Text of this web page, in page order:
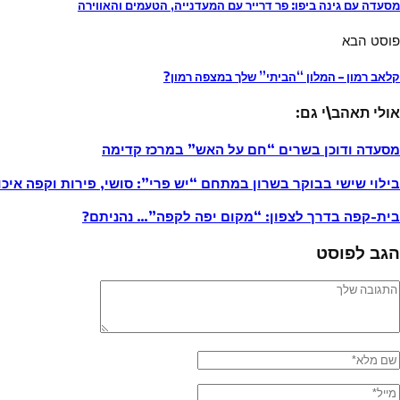
מסעדה עם גינה ביפו: פר דרייר עם המעדנייה, הטעמים והאווירה
פוסט הבא
קלאב רמון – המלון “הביתי” שלך במצפה רמון?
אולי תאהב\י גם:
מסעדה ודוכן בשרים “חם על האש” במרכז קדימה
בילוי שישי בבוקר בשרון במתחם “יש פרי”: סושי, פירות וקפה
בית-קפה בדרך לצפון: “מקום יפה לקפה”… נהניתם?
הגב לפוסט